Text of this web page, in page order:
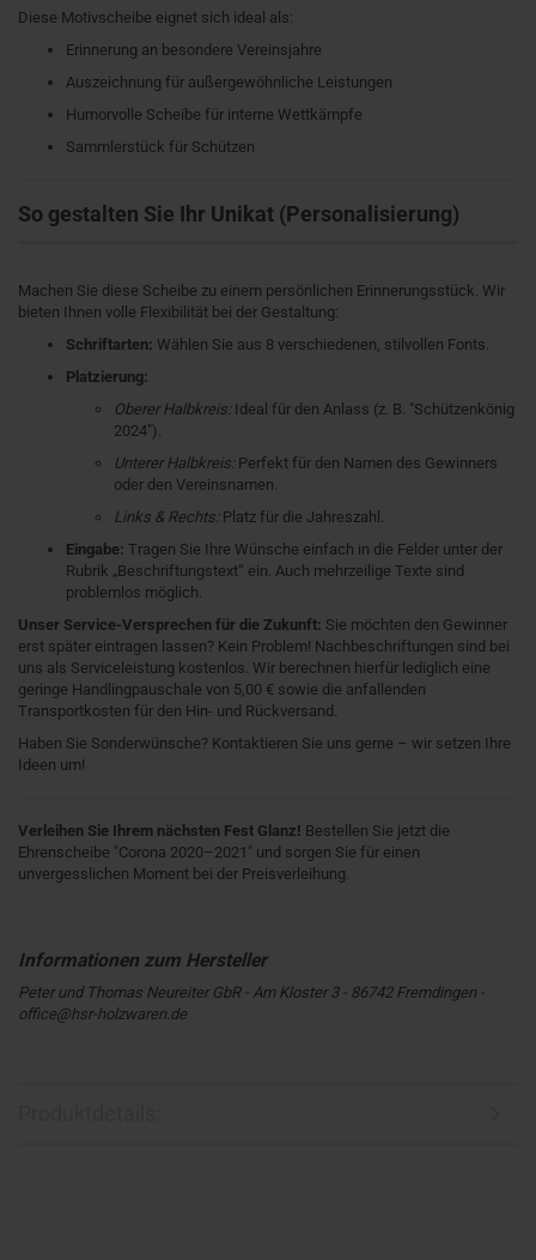
Diese Motivscheibe eignet sich ideal als:
Erinnerung an besondere Vereinsjahre
Auszeichnung für außergewöhnliche Leistungen
Humorvolle Scheibe für interne Wettkämpfe
Sammlerstück für Schützen
So gestalten Sie Ihr Unikat (Personalisierung)
Machen Sie diese Scheibe zu einem persönlichen Erinnerungsstück. Wir
bieten Ihnen volle Flexibilität bei der Gestaltung:
Schriftarten: Wählen Sie aus 8 verschiedenen, stilvollen Fonts.
Platzierung:
Oberer Halbkreis:Ideal für den Anlass (z. B. "Schützenkönig
2024").
Unterer Halbkreis:Perfekt für den Namen des Gewinners
oder den Vereinsnamen.
Links & Rechts:Platz für die Jahreszahl.
Eingabe: Tragen Sie Ihre Wünsche einfach in die Felder unter der
Rubrik „Beschriftungstext“ ein. Auch mehrzeilige Texte sind
problemlos möglich.
Unser Service-Versprechen für die Zukunft: Sie möchten den Gewinner
erst später eintragen lassen? Kein Problem! Nachbeschriftungen sind bei
uns als Serviceleistung kostenlos. Wir berechnen hierfür lediglich eine
geringe Handlingpauschale von 5,00 € sowie die anfallenden
Transportkosten für den Hin- und Rückversand.
Haben Sie Sonderwünsche? Kontaktieren Sie uns gerne – wir setzen Ihre
Ideen um!
Verleihen Sie Ihrem nächsten Fest Glanz! Bestellen Sie jetzt die
Ehrenscheibe "Corona 2020–2021" und sorgen Sie für einen
unvergesslichen Moment bei der Preisverleihung.
Peter und Thomas Neureiter GbR - Am Kloster 3 - 86742 Fremdingen -
office@hsr-holzwaren.de